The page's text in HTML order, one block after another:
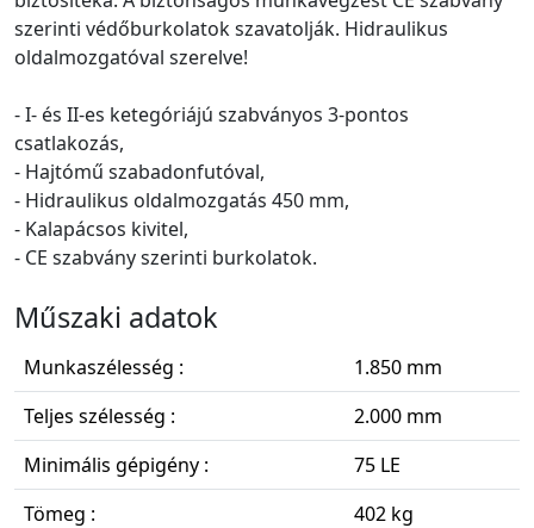
szerinti védőburkolatok szavatolják. Hidraulikus
oldalmozgatóval szerelve!
- I- és II-es ketegóriájú szabványos 3-pontos
csatlakozás,
- Hajtómű szabadonfutóval,
- Hidraulikus oldalmozgatás 450 mm,
- Kalapácsos kivitel,
- CE szabvány szerinti burkolatok.
Műszaki adatok
Munkaszélesség :
1.850 mm
Teljes szélesség :
2.000 mm
Minimális gépigény :
75 LE
Tömeg :
402 kg